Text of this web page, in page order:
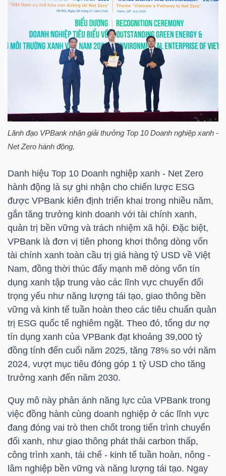
Lãnh đạo VPBank nhận giải thưởng Top 10 Doanh nghiệp xanh -
Net Zero hành động.
Danh hiệu Top 10 Doanh nghiệp xanh - Net Zero
hành động là sự ghi nhận cho chiến lược ESG
được VPBank kiên định triển khai trong nhiều năm,
gắn tăng trưởng kinh doanh với tài chính xanh,
quản trị bền vững và trách nhiệm xã hội. Đặc biệt,
VPBank là đơn vị tiên phong khơi thông dòng vốn
tài chính xanh toàn cầu trị giá hàng tỷ USD về Việt
Nam, đồng thời thúc đẩy mạnh mẽ dòng vốn tín
dụng xanh tập trung vào các lĩnh vực chuyển đổi
trọng yếu như năng lượng tái tạo, giao thông bền
vững và kinh tế tuần hoàn theo các tiêu chuẩn quản
trị ESG quốc tế nghiêm ngặt. Theo đó, tổng dư nợ
tín dụng xanh của VPBank đạt khoảng 39,000 tỷ
đồng tính đến cuối năm 2025, tăng 78% so với năm
2024, vượt mục tiêu đóng góp 1 tỷ USD cho tăng
trưởng xanh đến năm 2030.
Quy mô này phản ánh năng lực của VPBank trong
việc đồng hành cùng doanh nghiệp ở các lĩnh vực
đang đóng vai trò then chốt trong tiến trình chuyển
đổi xanh, như giao thông phát thải carbon thấp,
công trình xanh, tái chế - kinh tế tuần hoàn, nông -
lâm nghiệp bền vững và năng lượng tái tạo. Ngay
GIỚI
CÁ
NHÂN
PHÂN
TÍCH
VĨ
MÔ
NGÀNH
DOANH
NGHIỆP